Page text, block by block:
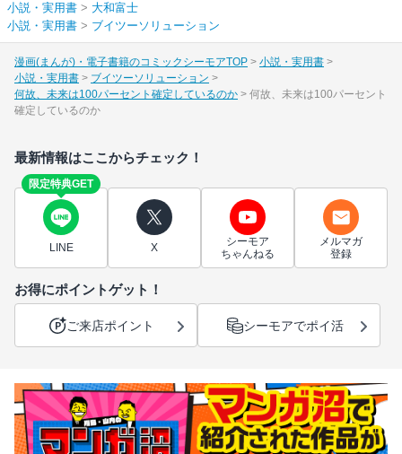
小説・実用書 > 大和富士
小説・実用書 > ブイツーソリューション
漫画(まんが)・電子書籍のコミックシーモアTOP
小説・実用書
小説・実用書
ブイツーソリューション
何故、未来は100パーセント確定しているのか
何故、未来は100パーセント
確定しているのか
最新情報はここからチェック！
限定特典GET
LINE X
シーモア
ちゃんねる
メルマガ
登録
お得にポイントゲット！
ご来店ポイント シーモアでポイ活